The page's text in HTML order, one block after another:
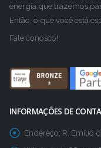
energia que trazemos
Então, o que você está
Fale conosco!
INFORMAÇÕES DE
Endereço: R. Emílio